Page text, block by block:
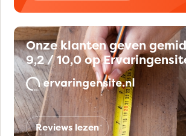
Onze klanten geven
9,2 / 10,0 op
Reviews lezen